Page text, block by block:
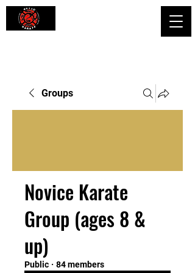
Groups
Novice Karate
Group (ages 8 &
up)
Public · 84 members